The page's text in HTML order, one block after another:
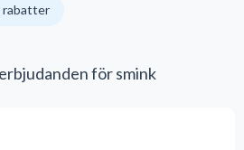
rabatter
för smink